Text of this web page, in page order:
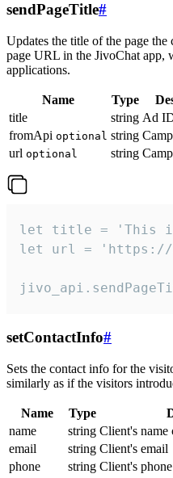
sendPageTitle#
Updates the title of the page
page URL in the JivoChat app,
applications.
Name Type
title
string Ad
fromApi optional string
url optional string
let title = 'This
let url = 'https://
setContactInfo#
Sets the contact info for the
similarly as if the visitors
Name Type
name
string Client's name
email
string Client's email
phone
string Client's